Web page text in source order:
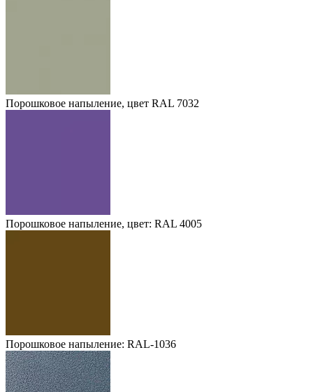
Порошковое напыление, цвет RAL 7032
Порошковое напыление, цвет: RAL 4005
Порошковое напыление: RAL-1036